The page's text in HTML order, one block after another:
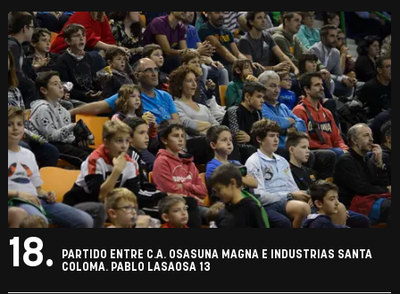
18.
PARTIDO ENTRE C.A. OSASUNA MAGNA E INDUSTRIAS SANTA
COLOMA. PABLO LASAOSA 13